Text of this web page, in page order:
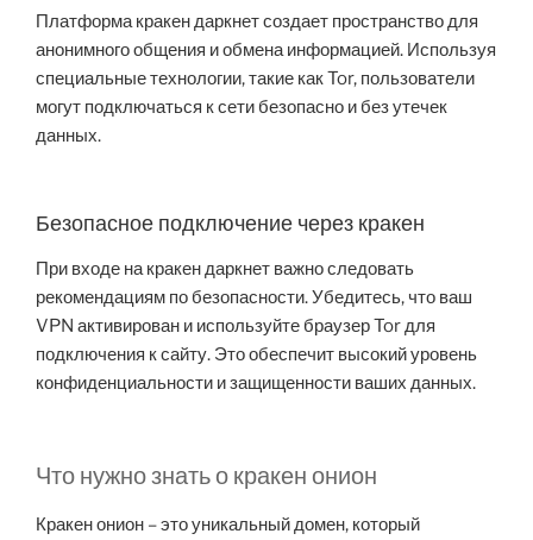
Платформа кракен даркнет создает пространство для
анонимного общения и обмена информацией. Используя
специальные технологии, такие как Tor, пользователи
могут подключаться к сети безопасно и без утечек
данных.
Безопасное подключение через кракен
При входе на кракен даркнет важно следовать
рекомендациям по безопасности. Убедитесь, что ваш
VPN активирован и используйте браузер Tor для
подключения к сайту. Это обеспечит высокий уровень
конфиденциальности и защищенности ваших данных.
Что нужно знать о кракен онион
Кракен онион – это уникальный домен, который